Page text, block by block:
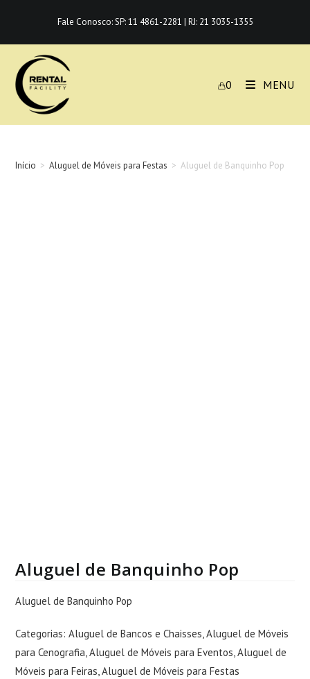
o
conteúdo
Fale Conosco:SP: 11 4861-2281 | RJ: 21 3035-1355
0 MENU
Início > Aluguel de Móveis para Festas > Aluguel de Banquinho Pop
Aluguel de Banquinho Pop
Aluguel de Banquinho Pop
Categorias:Aluguel de Bancos e Chaisses,Aluguel de Móveis
para Cenografia,Aluguel de Móveis para Eventos,Aluguel de
Móveis para Feiras,Aluguel de Móveis para Festas